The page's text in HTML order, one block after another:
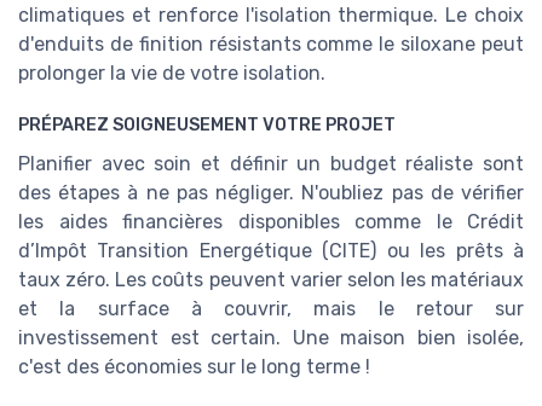
climatiques et renforce l'isolation thermique. Le choix
d'enduits de finition résistants comme le siloxane peut
prolonger la vie de votre isolation.
PRÉPAREZ SOIGNEUSEMENT VOTRE PROJET
Planifier avec soin et définir un budget réaliste sont
des étapes à ne pas négliger. N'oubliez pas de vérifier
les aides financières disponibles comme le Crédit
d’Impôt Transition Energétique (CITE) ou les prêts à
taux zéro. Les coûts peuvent varier selon les matériaux
et la surface à couvrir, mais le retour sur
investissement est certain. Une maison bien isolée,
c'est des économies sur le long terme !